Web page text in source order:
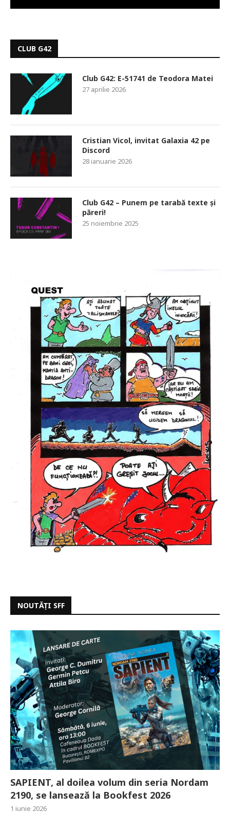
CLUB G42
Club G42: E-51741 de Teodora Matei
27 aprilie 2026
Cristian Vicol, invitat Galaxia 42 pe
Discord
28 ianuarie 2026
Club G42 – Punem pe tarabă texte și
păreri!
25 noiembrie 2025
NOUTĂȚI SFF
SAPIENT, al doilea volum din seria Nordam
2190, se lansează la Bookfest 2026
1 iunie 2026